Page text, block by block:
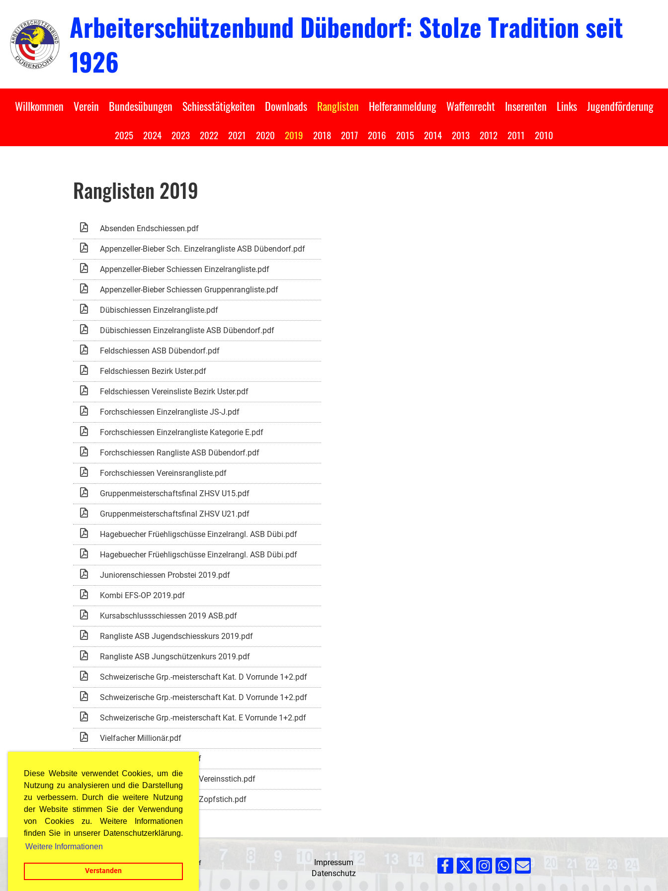
Diese Website verwendet Cookies, um die
Nutzung zu analysieren und die Darstellung
zu verbessern. Durch die weitere Nutzung
der Website stimmen Sie der Verwendung
von Cookies zu. Weitere Informationen
finden Sie in unserer Datenschutzerklärung.
Weitere Informationen
Verstanden
Arbeiterschützenbund Dübendorf: Stolze Tradition seit
1926
Willkommen Verein Bundesübungen Schiesstätigkeiten Downloads Ranglisten Helferanmeldung Waffenrecht Inserenten Links Jugendförderung
2025 2024 2023 2022 2021 2020 2019 2018 2017 2016 2015 2014 2013 2012 2011 2010
Ranglisten 2019
Absenden Endschiessen.pdf
Appenzeller-Bieber Sch. Einzelrangliste ASB Dübendorf.pdf
Appenzeller-Bieber Schiessen Einzelrangliste.pdf
Appenzeller-Bieber Schiessen Gruppenrangliste.pdf
Dübischiessen Einzelrangliste.pdf
Dübischiessen Einzelrangliste ASB Dübendorf.pdf
Feldschiessen ASB Dübendorf.pdf
Feldschiessen Bezirk Uster.pdf
Feldschiessen Vereinsliste Bezirk Uster.pdf
Forchschiessen Einzelrangliste JS-J.pdf
Forchschiessen Einzelrangliste Kategorie E.pdf
Forchschiessen Rangliste ASB Dübendorf.pdf
Forchschiessen Vereinsrangliste.pdf
Gruppenmeisterschaftsfinal ZHSV U15.pdf
Gruppenmeisterschaftsfinal ZHSV U21.pdf
Hagebuecher Früehligschüsse Einzelrangl. ASB Dübi.pdf
Hagebuecher Früehligschüsse Einzelrangl. ASB Dübi.pdf
Juniorenschiessen Probstei 2019.pdf
Kombi EFS-OP 2019.pdf
Kursabschlussschiessen 2019 ASB.pdf
Rangliste ASB Jugendschiesskurs 2019.pdf
Rangliste ASB Jungschützenkurs 2019.pdf
Schweizerische Grp.-meisterschaft Kat. D Vorrunde 1+2.pdf
Schweizerische Grp.-meisterschaft Kat. D Vorrunde 1+2.pdf
Schweizerische Grp.-meisterschaft Kat. E Vorrunde 1+2.pdf
Vielfacher Millionär.pdf
Wettschiessen 2019 ASB.pdf
Winterschiessen StSD 2019 Vereinsstich.pdf
Winterschiessen StSD 2019 Zopfstich.pdf
© Arbeiterschützenbund Dübendorf
Last Update: 25.07.2026 / 22:00 Uhr
Impressum
Datenschutz